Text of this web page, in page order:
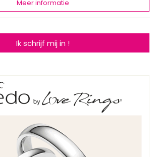
Meer informatie
Ik schrijf mij in !